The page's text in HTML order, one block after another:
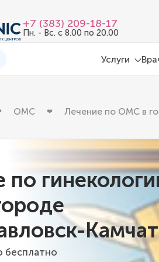
+7 (383) 209-18-17
Пн. - Вс. с 8.00 по 20.00
Услуги
ОМС Лечение по ОМС в
по
бесплатно